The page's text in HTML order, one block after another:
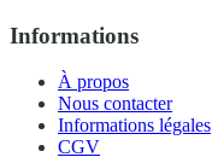
Informations
À propos
Nous contacter
Informations légales
CGV